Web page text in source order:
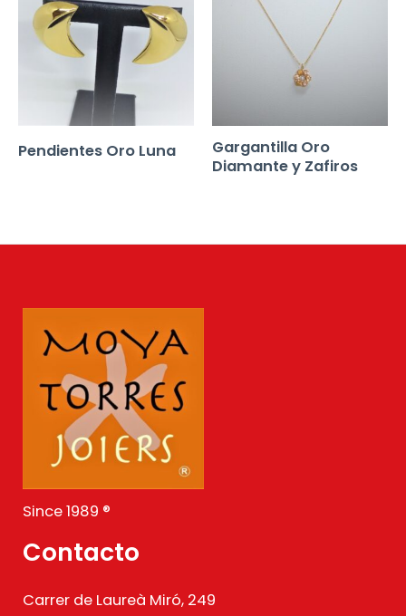
Pendientes Oro Luna
Gargantilla Oro
Diamante y Zafiros
Since 1989 ®
Contacto
Carrer de Laureà Miró, 249